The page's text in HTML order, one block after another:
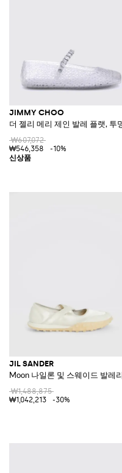
JIMMY CHOO
더 젤리 메리 제인 발레 플랫, 투
₩607,072
₩546,358
-10%
JIL SANDER
Moon 나일론 및 스웨이드 발레
₩1,488,875
₩1,042,213
-30%